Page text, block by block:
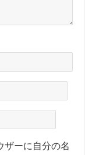
ザーに自分の名